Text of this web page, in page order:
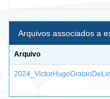
Arquivos associados a
Arquivo